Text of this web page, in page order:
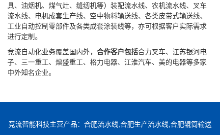
具、油烟机、煤气灶、缝纫机等）装配流水线、农机流水线、叉车
流水线、电机成套生产线、空中物料输送线、各类皮带式输送线、
工业自动控制零部件及各类成套涂装线等，亦可根据客户实际需求
进行定制。
竞流自动化业务覆盖国内外， 合作客户包括合力叉车、江苏银河电
子、三一重工、熔盛重工、格力电器、江淮汽车、美的电器等多家
中外知名企业。
竞流智能科技主营产品：合肥流水线,合肥生产流水线,合肥辊筒输送